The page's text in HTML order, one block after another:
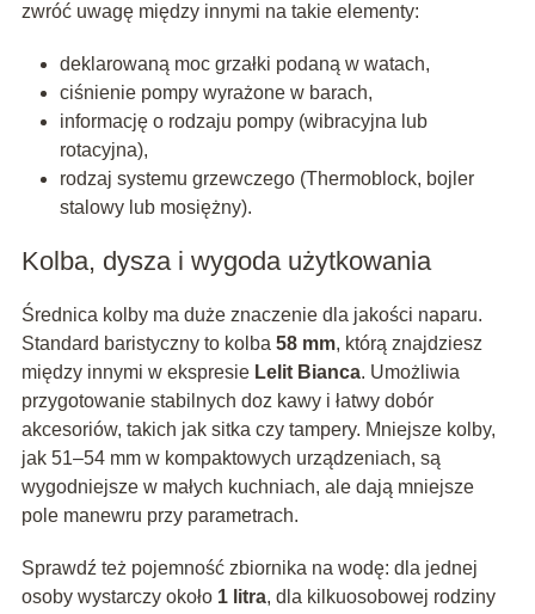
zwróć uwagę między innymi na takie elementy:
deklarowaną moc grzałki podaną w watach,
ciśnienie pompy wyrażone w barach,
informację o rodzaju pompy (wibracyjna lub
rotacyjna),
rodzaj systemu grzewczego (Thermoblock, bojler
stalowy lub mosiężny).
Kolba, dysza i wygoda użytkowania
Średnica kolby ma duże znaczenie dla jakości naparu.
Standard baristyczny to kolba 58 mm, którą znajdziesz
między innymi w ekspresie Lelit Bianca. Umożliwia
przygotowanie stabilnych doz kawy i łatwy dobór
akcesoriów, takich jak sitka czy tampery. Mniejsze kolby,
jak 51–54 mm w kompaktowych urządzeniach, są
wygodniejsze w małych kuchniach, ale dają mniejsze
pole manewru przy parametrach.
Sprawdź też pojemność zbiornika na wodę: dla jednej
osoby wystarczy około 1 litra, dla kilkuosobowej rodziny